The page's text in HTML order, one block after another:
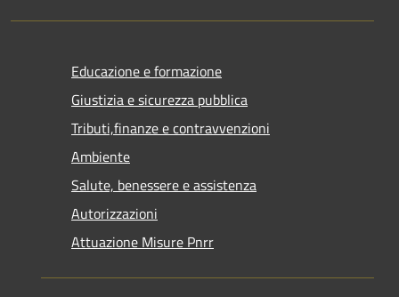
Educazione e formazione
Giustizia e sicurezza pubblica
Tributi,finanze e contravvenzioni
Ambiente
Salute, benessere e assistenza
Autorizzazioni
Attuazione Misure Pnrr